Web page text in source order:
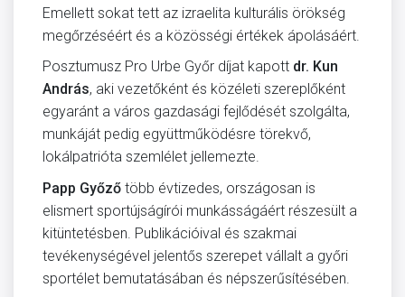
Emellett sokat tett az izraelita kulturális örökség
megőrzéséért és a közösségi értékek ápolásáért.
Posztumusz Pro Urbe Győr díjat kapott dr. Kun
András, aki vezetőként és közéleti szereplőként
egyaránt a város gazdasági fejlődését szolgálta,
munkáját pedig együttműködésre törekvő,
lokálpatrióta szemlélet jellemezte.
Papp Győző több évtizedes, országosan is
elismert sportújságírói munkásságáért részesült a
kitüntetésben. Publikációival és szakmai
tevékenységével jelentős szerepet vállalt a győri
sportélet bemutatásában és népszerűsítésében.